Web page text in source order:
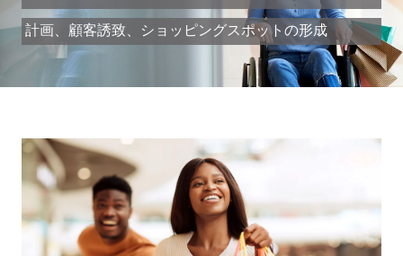
計画、顧客誘致、ショッピングスポットの形成